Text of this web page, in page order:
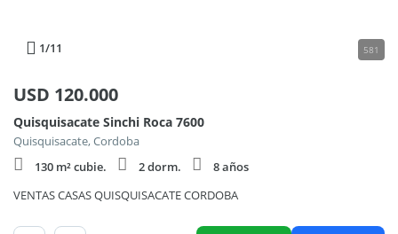
1/11 581
USD 120.000
Quisquisacate Sinchi Roca 7600
Quisquisacate, Cordoba
130 m² cubie.
2 dorm.
8 años
VENTAS CASAS QUISQUISACATE CORDOBA